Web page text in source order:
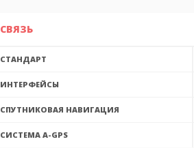
СВЯЗЬ
СТАНДАРТ
ИНТЕРФЕЙСЫ
СПУТНИКОВАЯ НАВИГАЦИЯ
CИСТЕМА A-GPS